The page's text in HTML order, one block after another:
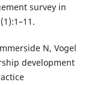
survey in
N, Vogel
development